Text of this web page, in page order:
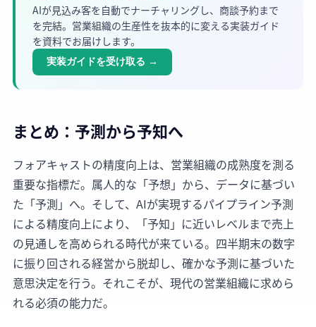
AIが見込み客を自動でナーチャリングし、商談予約まで
を完結。営業組織の生産性を抜本的に変える実装ガイド
を資料でお届けします。
実装ガイドを受け取る →
まとめ：予測から予知へ
フォアキャストの精度向上は、営業組織の成熟度を測る
重要な指標だ。属人的な「予想」から、データに基づい
た「予測」へ。そして、AIが実現するパイプライン予測
による精度向上により、「予知」に近いレベルまで売上
の見通しを高められる時代が来ている。四半期末の数字
に振り回される経営から脱却し、確かな予測に基づいた
意思決定を行う。それこそが、現代の営業組織に求めら
れる必須の能力だ。